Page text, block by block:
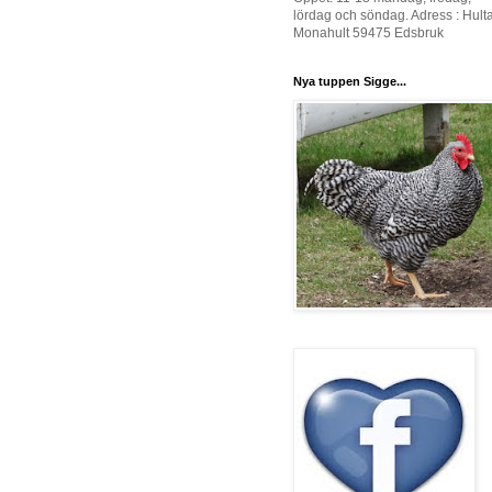
lördag och söndag. Adress :
Monahult 59475 Edsbruk
Nya tuppen Sigge...